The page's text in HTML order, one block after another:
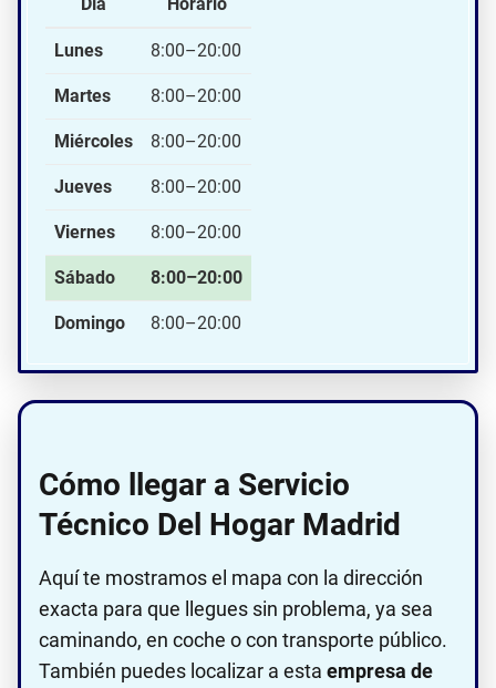
Lunes 8:00–20:00
Martes 8:00–20:00
Miércoles 8:00–20:00
Jueves 8:00–20:00
Viernes 8:00–20:00
Sábado 8:00–20:00
Domingo 8:00–20:00
Cómo llegar a Servicio
Técnico Del Hogar Madrid
Aquí te mostramos el mapa con la dirección
exacta para que llegues sin problema, ya sea
caminando, en coche o con transporte público.
También puedes localizar a esta empresa de